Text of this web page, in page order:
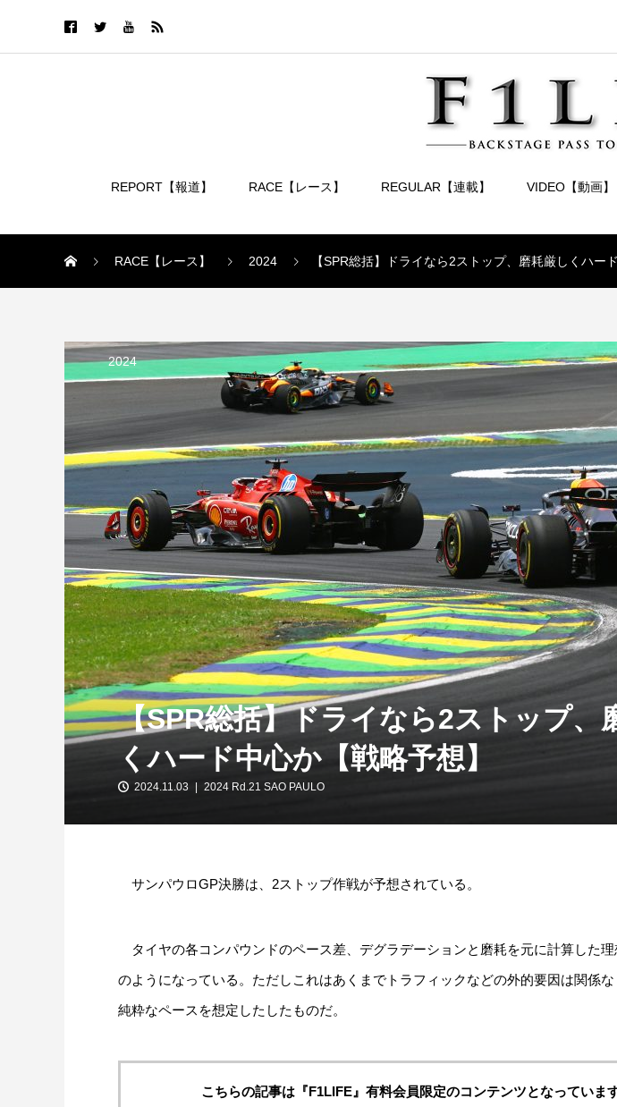
REPORT【報道】 RACE【レース】 REGULAR【連載】 VIDEO【動画】
RACE【レース】 2024 【SPR総括】ドライなら2ストップ、磨耗厳しくハー
2024
【SPR総括】ドライなら2ストップ、
くハード中心か【戦略予想】
2024.11.03 2024 Rd.21 SAO PAULO
サンパウロGP決勝は、2ストップ作戦が予想されている。
タイヤの各コンパウンドのペース差、デグラデーションと磨耗を元に計算した
のようになっている。ただしこれはあくまでトラフィックなどの外的要因は関係
純粋なペースを想定したしたものだ。
こちらの記事は『F1LIFE』有料会員限定のコンテンツとなっています
【特別企画】2026年ホンダの現在地
①「アストンマーティンとの交渉4...
【特別記事】レー
VCARB 02を生み